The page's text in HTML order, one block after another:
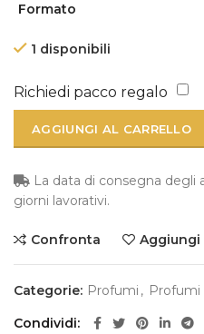
Formato
1 disponibili
Richiedi pacco regalo
AGGIUNGI AL CARRELLO
La data di consegna degli
giorni lavorativi.
Confronta Aggiungi
Categorie: Profumi , Profumi
Condividi